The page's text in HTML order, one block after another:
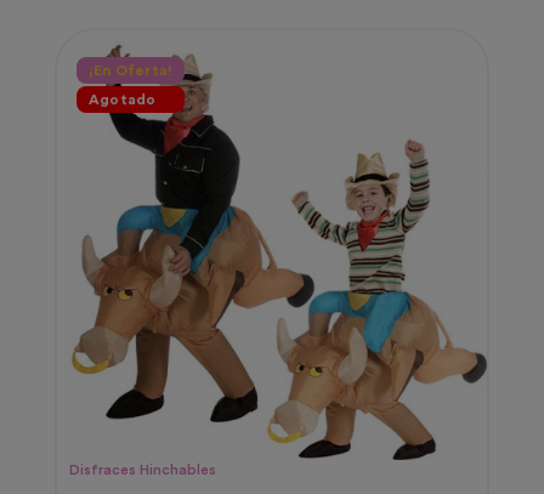
¡En Oferta!
Agotado
Disfraces Hinchables